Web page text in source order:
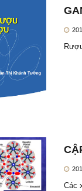
Các